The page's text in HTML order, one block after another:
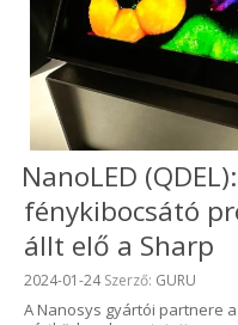
NanoLED
fénykibocsátó
állt elő a Sharp
Beküldve:
2024-01-24Szerző: GURU
A Nanosys gyártói partnere a